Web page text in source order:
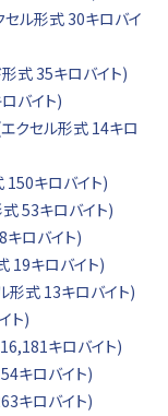
ル形式 30キロバイ
式 35キロバイト)
バイト)
クセル形式 14キロ
キロバイト)
53キロバイト)
キロバイト)
19キロバイト)
形式 13キロバイト)
ト)
キロバイト)
キロバイト)
キロバイト)